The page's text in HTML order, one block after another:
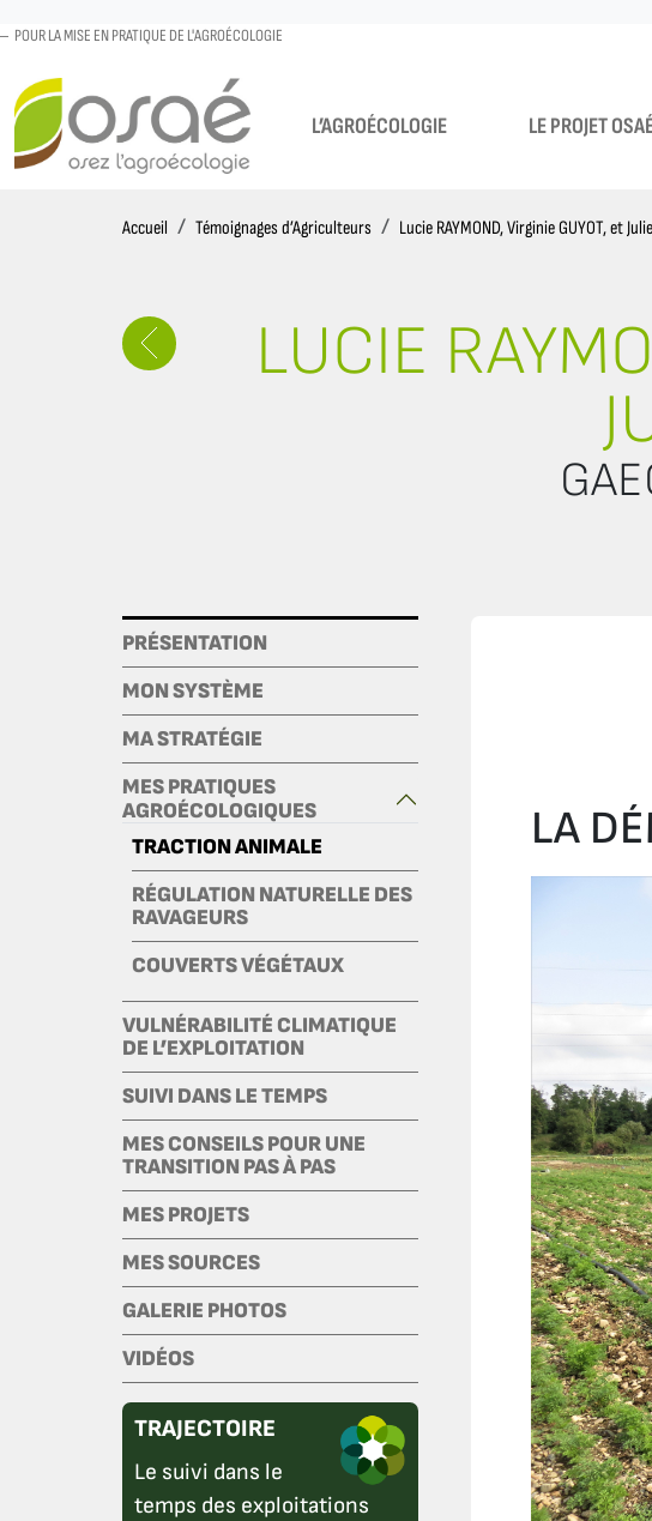
POUR LA MISE EN PRATIQUE DE L'AGROÉCOLOGIE
L’AGROÉCOLOGIE LE PROJET
Accueil AccueilTémoignages d’Agriculteurs Lucie RAYMOND, Virginie GUYOT, et
LUCIE
PRÉSENTATION
MON SYSTÈME
MA STRATÉGIE
MES PRATIQUES
AGROÉCOLOGIQUES
TRACTION ANIMALE
RÉGULATION NATURELLE DES
RAVAGEURS
COUVERTS VÉGÉTAUX
VULNÉRABILITÉ CLIMATIQUE
DE L’EXPLOITATION
SUIVI DANS LE TEMPS
MES CONSEILS POUR UNE
TRANSITION PAS À PAS
MES PROJETS
MES SOURCES
GALERIE PHOTOS
VIDÉOS
TRAJECTOIRE
Le suivi dans le
temps des exploitations
LA